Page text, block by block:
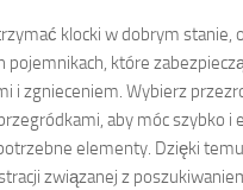
klocki w dobrym stanie,
pojemnikach, które
i zgnieceniem. Wybierz
aby móc szybko i
elementy. Dzięki
związanej z